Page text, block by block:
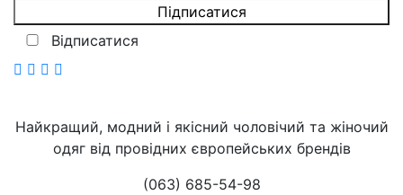
Відписатися
Найкращий, модний і якісний чоловічий та жіночий
одяг від провідних європейських брендів
(063) 685-54-98